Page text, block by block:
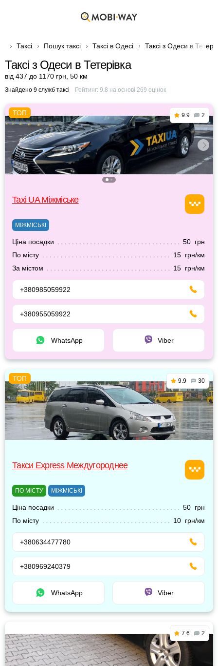
Таксі Пошук таксі Таксі в Одесі Таксі з Одеси в
Таксі з Одеси в Тетерівка
від 437 до 1170 грн 50 км
Знайдено 9 служб таксі Рейтинг: 9.8 на основі 269 оцінок
9.9 2
Taxi UA Міжміське
МІЖМІСЬКІ
Ціна посадки
50 грн
По місту
15 грн/км
За містом
15 грн/км
+380985059922
+380955059922
WhatsApp Viber
9.9 30
Такси Express Междугороднее
ПО МІСТУ МІЖМІСЬКІ
Ціна посадки
50 грн
По місту
10 грн/км
+380634477780
+380969240379
WhatsApp Viber
7.6 2